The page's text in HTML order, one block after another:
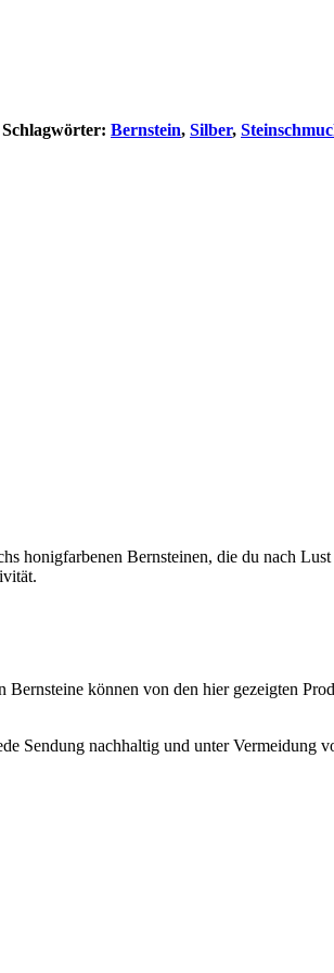
Schlagwörter: Bernstein, Silber,
honigfarbenen Bernsteinen, die du nach
können von den hier gezeigten
nachhaltig und unter Vermeidung